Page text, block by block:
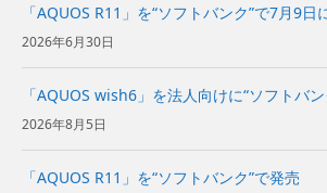
「AQUOS R11」を“ソフトバンク”で7月9日
2026年6月30日
「AQUOS wish6」を法人向けに“ソフトバ
2026年8月5日
「AQUOS R11」を“ソフトバンク”で発売